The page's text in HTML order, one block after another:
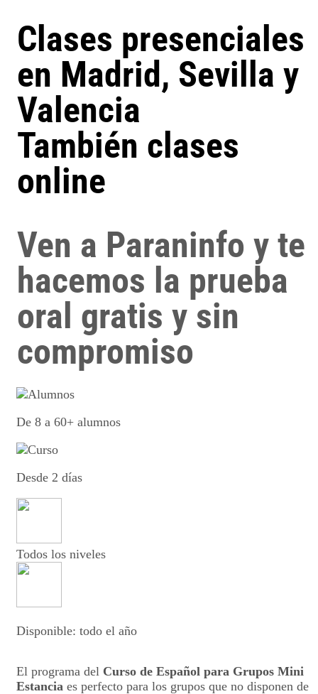
Clases presenciales
en Madrid, Sevilla y
Valencia
También clases
online
Ven a Paraninfo y te
hacemos la prueba
oral gratis y sin
compromiso
De 8 a 60+ alumnos
Desde 2 días
Todos los niveles
Disponible: todo el año
El programa del Curso de Español para Grupos Mini
Estancia es perfecto para los grupos que no disponen de